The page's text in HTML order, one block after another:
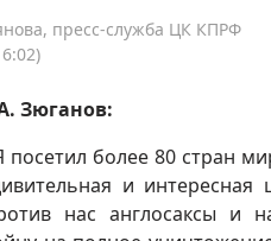
пресс-служба ЦК КПРФ
Зюганов:
посетил более 80 стран
и интересная
нас англосаксы и